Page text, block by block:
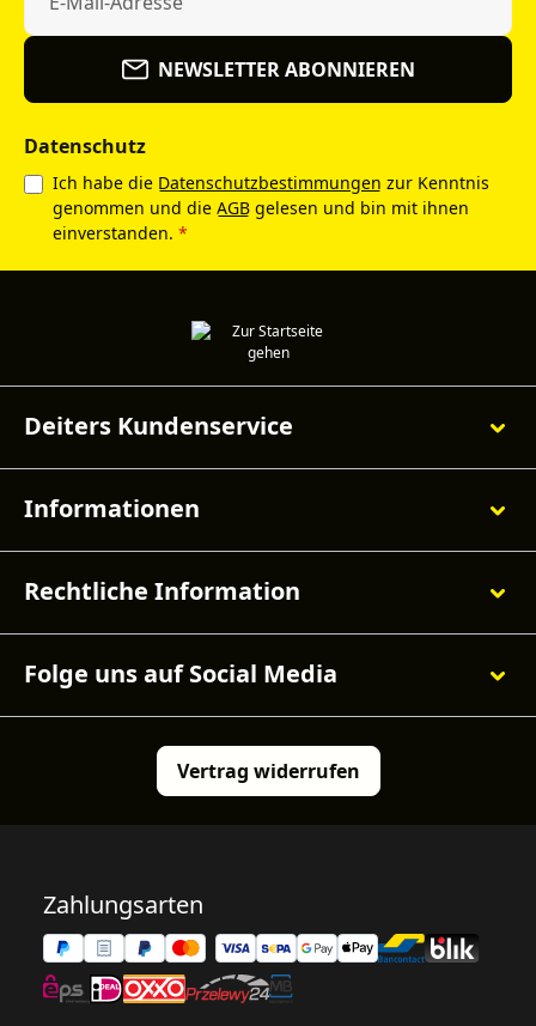
NEWSLETTER ABONNIEREN
Datenschutz
Ich habe die Datenschutzbestimmungen zur Kenntnis
genommen und die AGB gelesen und bin mit ihnen
einverstanden. *
Deiters Kundenservice
Informationen
Rechtliche Information
Folge uns auf Social Media
Vertrag widerrufen
Zahlungsarten